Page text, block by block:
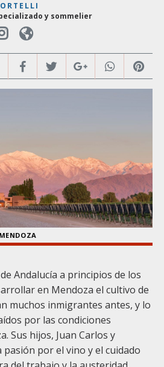
y sommelier
Andalucía a principios de los
en Mendoza el cultivo de
muchos inmigrantes antes, y lo
por las condiciones
Sus hijos, Juan Carlos y
por el vino y el cuidado